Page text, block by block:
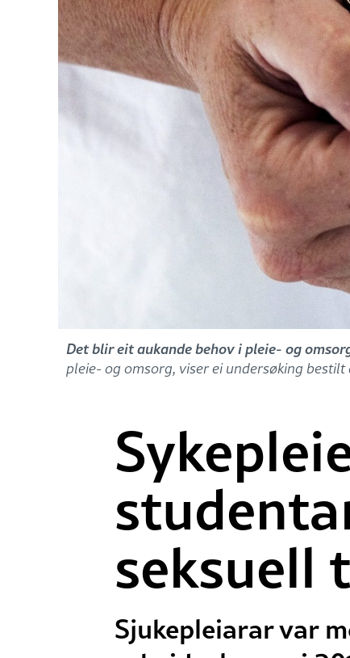
Det blir eit aukande behov i pleie- og
pleie- og omsorg, viser ei undersøking
seksuell
Sjukepleiarar var